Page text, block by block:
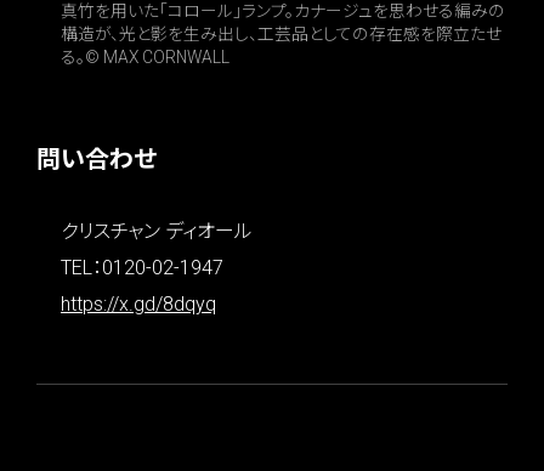
真竹を用いた「コロール」ランプ。カナージュを思わせる編みの
構造が、光と影を生み出し、工芸品としての存在感を際立たせ
る。© MAX CORNWALL
問い合わせ
クリスチャン ディオール
TEL：0120-02-1947
https://x.gd/8dqyq